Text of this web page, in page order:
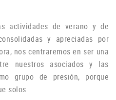
actividades de verano y de
y apreciadas por
nos centraremos en ser una
nuestros asociados y las
grupo de presión, porque
solos.